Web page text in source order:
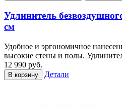
Удлинитель
см
Удобное и эргономичное
высокие стены и полы.
12 990 руб.
В корзину Детали